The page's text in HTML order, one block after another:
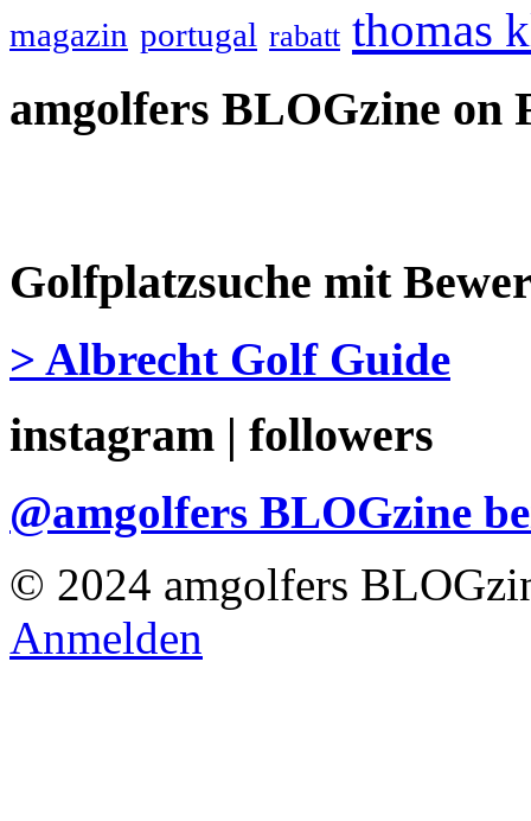
magazin portugal rabatt thomas
amgolfers BLOGzine on
Golfplatzsuche mit
> Albrecht Golf Guide
instagram | followers
@amgolfers BLOGzine
© 2024 amgolfers
Anmelden